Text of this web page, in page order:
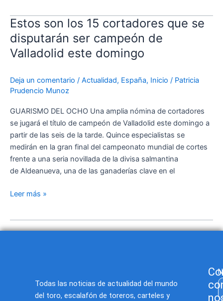
Estos son los 15 cortadores que se
disputarán ser campeón de
Valladolid este domingo
Deja un comentario / Actualidad, España, Inicio / Patricia
Prudencio Munoz
GUARISMO DEL OCHO Una amplia nómina de cortadores
se jugará el título de campeón de Valladolid este domingo a
partir de las seis de la tarde. Quince especialistas se
medirán en la gran final del campeonato mundial de cortes
frente a una seria novillada de la divisa salmantina
de Aldeanueva, una de las ganaderías clave en el
Estos
son
los
15
que
se
ser
campeón
de
Valladolid
este
domingo
Leer más »
Todas las noticias de actualidad del mundo
del toro, escalafón de toreros, carteles y